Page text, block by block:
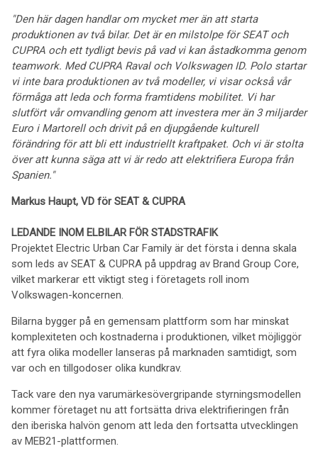
"Den här dagen handlar om mycket mer än att starta
produktionen av två bilar. Det är en milstolpe för SEAT och
CUPRA och ett tydligt bevis på vad vi kan åstadkomma genom
teamwork. Med CUPRA Raval och Volkswagen ID. Polo startar
vi inte bara produktionen av två modeller, vi visar också vår
förmåga att leda och forma framtidens mobilitet. Vi har
slutfört vår omvandling genom att investera mer än 3 miljarder
Euro i Martorell och drivit på en djupgående kulturell
förändring för att bli ett industriellt kraftpaket. Och vi är stolta
över att kunna säga att vi är redo att elektrifiera Europa från
Spanien."
Markus Haupt, VD för SEAT & CUPRA
LEDANDE INOM ELBILAR FÖR STADSTRAFIK
Projektet Electric Urban Car Family är det första i denna skala
som leds av SEAT & CUPRA på uppdrag av Brand Group Core,
vilket markerar ett viktigt steg i företagets roll inom
Volkswagen-koncernen.
Bilarna bygger på en gemensam plattform som har minskat
komplexiteten och kostnaderna i produktionen, vilket möjliggör
att fyra olika modeller lanseras på marknaden samtidigt, som
var och en tillgodoser olika kundkrav.
Tack vare den nya varumärkesövergripande styrningsmodellen
kommer företaget nu att fortsätta driva elektrifieringen från
den iberiska halvön genom att leda den fortsatta utvecklingen
av MEB21-plattformen.